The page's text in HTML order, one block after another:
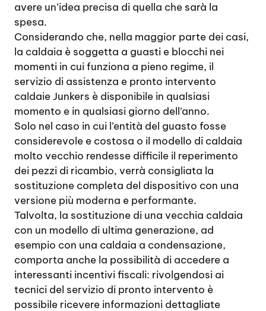
avere un’idea precisa di quella che sarà la
spesa.
Considerando che, nella maggior parte dei casi,
la caldaia è soggetta a guasti e blocchi nei
momenti in cui funziona a pieno regime, il
servizio di assistenza e pronto intervento
caldaie Junkers è disponibile in qualsiasi
momento e in qualsiasi giorno dell’anno.
Solo nel caso in cui l’entità del guasto fosse
considerevole e costosa o il modello di caldaia
molto vecchio rendesse difficile il reperimento
dei pezzi di ricambio, verrà consigliata la
sostituzione completa del dispositivo con una
versione più moderna e performante.
Talvolta, la sostituzione di una vecchia caldaia
con un modello di ultima generazione, ad
esempio con una caldaia a condensazione,
comporta anche la possibilità di accedere a
interessanti incentivi fiscali: rivolgendosi ai
tecnici del servizio di pronto intervento è
possibile ricevere informazioni dettagliate